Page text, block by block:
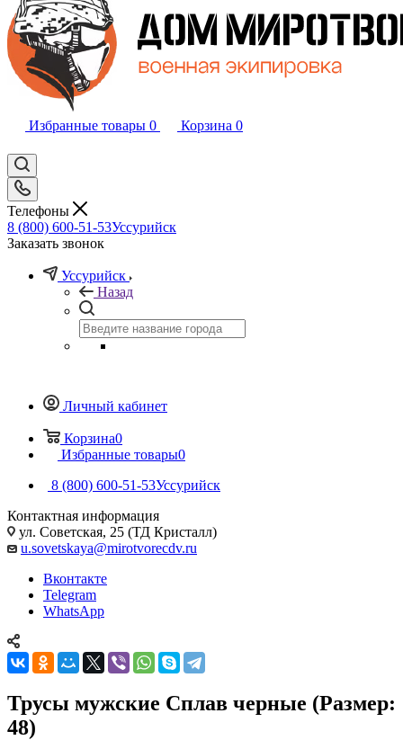
Избранные товары 0 Корзина 0
Телефоны
8 (800) 600-51-53Уссурийск
Заказать звонок
Уссурийск
Назад
Личный кабинет
Корзина0
Избранные товары0
8 (800) 600-51-53Уссурийск
Контактная информация
ул. Советская, 25 (ТД Кристалл)
u.sovetskaya@mirotvorecdv.ru
Вконтакте
Telegram
WhatsApp
Трусы мужские Сплав черные (Размер:
48)